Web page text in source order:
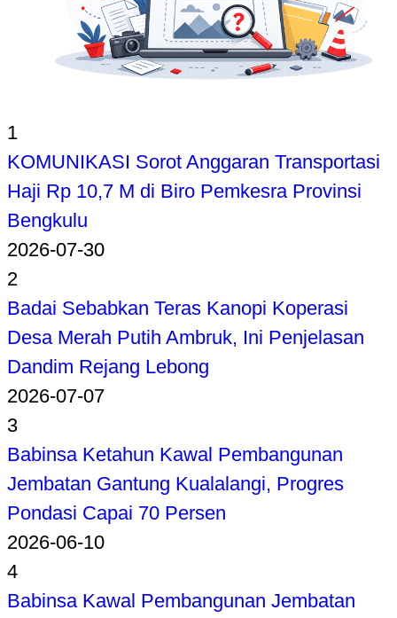
1
KOMUNIKASI Sorot Anggaran Transportasi
Haji Rp 10,7 M di Biro Pemkesra Provinsi
Bengkulu
2026-07-30
2
Badai Sebabkan Teras Kanopi Koperasi
Desa Merah Putih Ambruk, Ini Penjelasan
Dandim Rejang Lebong
2026-07-07
3
Babinsa Ketahun Kawal Pembangunan
Jembatan Gantung Kualalangi, Progres
Pondasi Capai 70 Persen
2026-06-10
4
Babinsa Kawal Pembangunan Jembatan